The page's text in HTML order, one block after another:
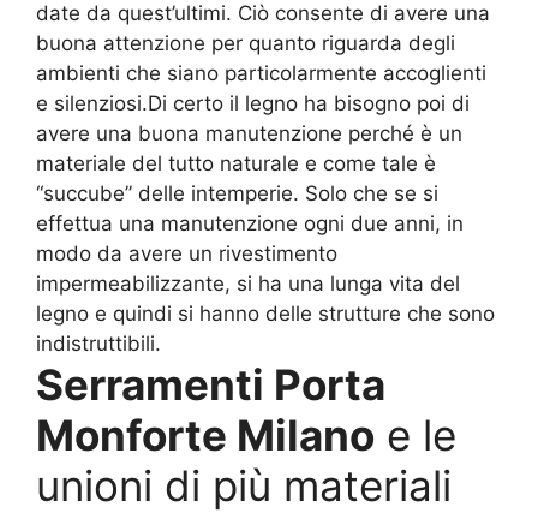
date da quest’ultimi. Ciò consente di avere una
buona attenzione per quanto riguarda degli
ambienti che siano particolarmente accoglienti
e silenziosi.Di certo il legno ha bisogno poi di
avere una buona manutenzione perché è un
materiale del tutto naturale e come tale è
“succube” delle intemperie. Solo che se si
effettua una manutenzione ogni due anni, in
modo da avere un rivestimento
impermeabilizzante, si ha una lunga vita del
legno e quindi si hanno delle strutture che sono
indistruttibili.
Serramenti Porta
Monforte Milano e le
unioni di più materiali